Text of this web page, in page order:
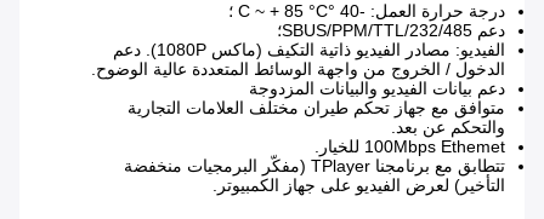
درجة حرارة العمل: -40 °C ~ + 85 °C ؛
دعم SBUS/PPM/TTL/232/485؛
الفيديو: مصادر الفيديو ذاتية التكيف (ماكس 1080P). دعم
الدخول / الخروج من واجهة الوسائط المتعددة عالية الوضوح.
دعم بيانات الفيديو والبيانات المزدوجة
متوافق مع جهاز تحكم طيران مختلف العلامات التجارية
والتحكم عن بعد.
100Mbps Ethemet للخيار.
تتطابق مع برنامجنا TPlayer (مفكّر البرمجيات منخفضة
التأخير) لعرض الفيديو على جهاز الكمبيوتر.